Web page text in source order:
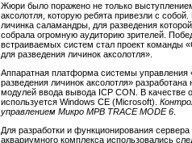
Жюри было поражено не только
аксолотля, которую ребята привезли с
личинка саламандры, для разведения
собрала огромную аудиторию зрителей.
встраиваемых систем стал проект команды
для разведения личинок аксолотля».
Аппаратная платформа системы управления
разведения личинок аксолотля»
модулей ввода вывода ICP CON. В качестве
используется Windows CE (Microsoft).
управлением Микро МРВ TRACE MODE 6
Для разработки и функционирования
аквариумного комплекса использовались